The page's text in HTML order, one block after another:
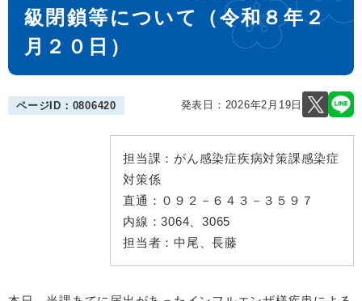
級閉鎖等について（令和８年２
月２０日）
ページID：0806420 発表日： 2026年2月19日
担当課： がん感染症疾病対策課感染症
対策係
直通： ０９２－６４３－３５９７
内線：3064、3065
担当者： 中尾、長藤